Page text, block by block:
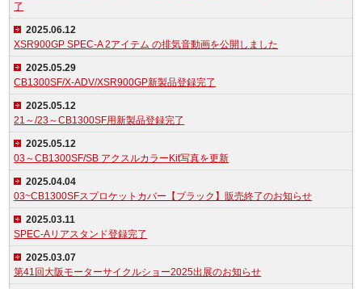
了
2025.06.12
XSR900GP SPEC-A 2アイテム の排気音動画を公開しました
2025.05.29
CB1300SF/X-ADV/XSR900GP新製品登録完了
2025.05.12
21～/23～CB1300SF用新製品登録完了
2025.05.12
03～CB1300SF/SB アクスルカラーKit写真を更新
2025.04.04
03~CB1300SFスプロケットカバー【ブラック】販売終了のお知らせ
2025.03.11
SPEC-Aリアスタンド登録完了
2025.03.07
第41回大阪モーターサイクルショー2025出展のお知らせ